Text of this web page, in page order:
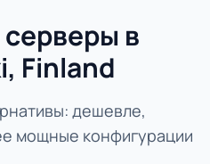
в
Finland
дешевле,
мощные конфигурации